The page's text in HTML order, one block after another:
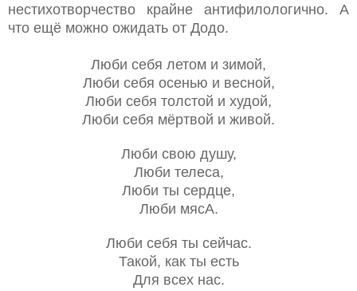
нестихотворчество крайне антифилологично. А
что ещё можно ожидать от Додо.
Люби себя летом и зимой,
Люби себя осенью и весной,
Люби себя толстой и худой,
Люби себя мёртвой и живой.
Люби свою душу,
Люби телеса,
Люби ты сердце,
Люби мясА.
Люби себя ты сейчас.
Такой, как ты есть
Для всех нас.